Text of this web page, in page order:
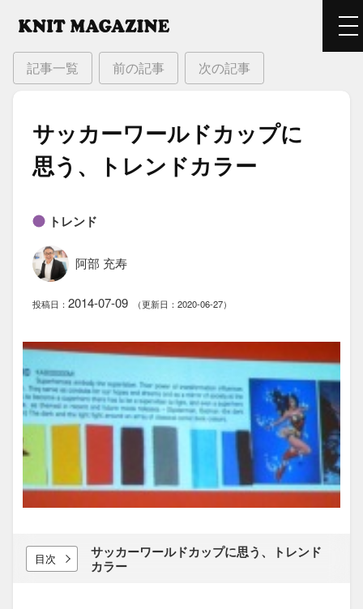
記事一覧 前の記事 次の記事
サッカーワールドカップに​
思う、​トレンドカラー
トレンド
阿部 充寿
投稿日： 2014-07-09 （更新日：2020-06-27）
目次
サッカーワールドカップに​思う、​トレンド
カラー